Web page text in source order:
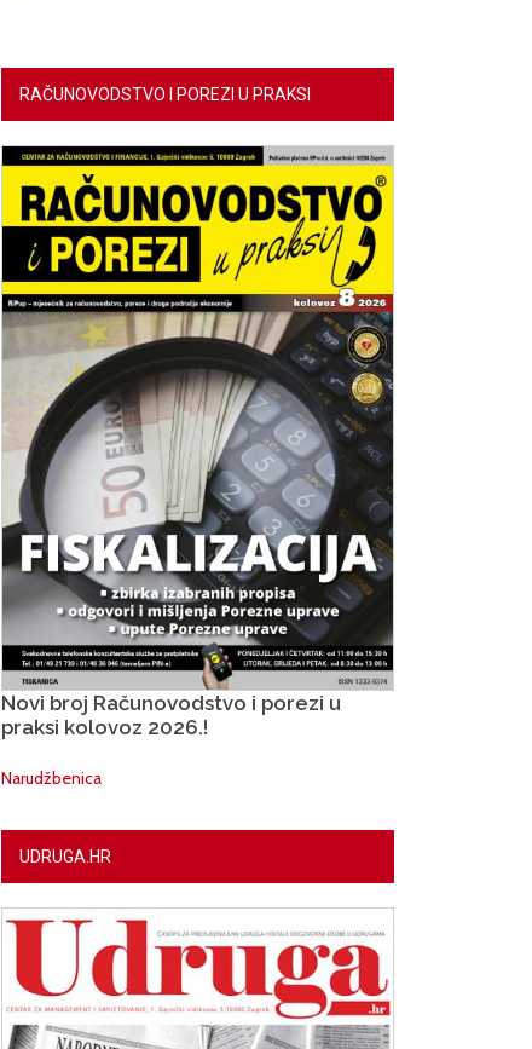
RAČUNOVODSTVO I POREZI U PRAKSI
Novi broj Računovodstvo i porezi u
praksi kolovoz 2026.!
Narudžbenica
UDRUGA.HR